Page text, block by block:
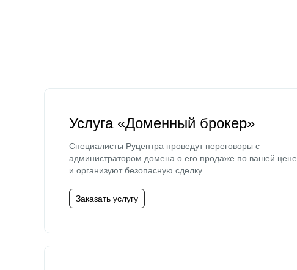
Услуга «Доменный брокер»
Специалисты Руцентра проведут переговоры с
администратором домена о его продаже по вашей цене
и организуют безопасную сделку.
Заказать услугу